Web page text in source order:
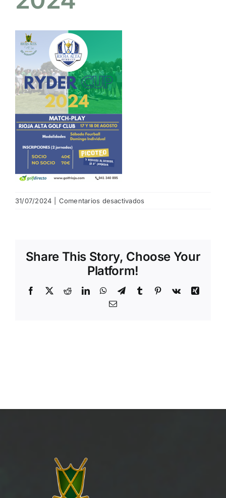
HAZTE SOCIO
OFERTAS
RESERVAR
31/07/2024 Comentarios desactivados
Share This Story, Choose Your
Platform!
Facebook
X RedditLinkedInWhatsApp
TelegramTumblr Pinterest
Vk
Xing
Email